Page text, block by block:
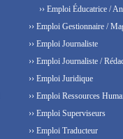
›› Emploi Éducatrice /
›› Emploi Gestionnaire /
›› Emploi Journaliste
›› Emploi Journaliste /
›› Emploi Juridique
›› Emploi Ressources
›› Emploi Superviseurs
›› Emploi Traducteur